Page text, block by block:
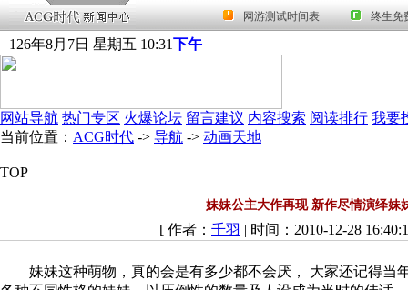
126年8月 7日 星期五 10:31下午
网站导航 热门专区 火爆论坛 留言建议 内容搜索 阅读排行 我要
当前位置： ACG时代 -> 导航 -> 动画天地
TOP
妹妹公主大作再现 新作尽情演绎妹
[ 作者： 千羽 | 时间：2010-12-28
妹妹这种萌物，真的会是有多少都不会厌， 大家还记得当